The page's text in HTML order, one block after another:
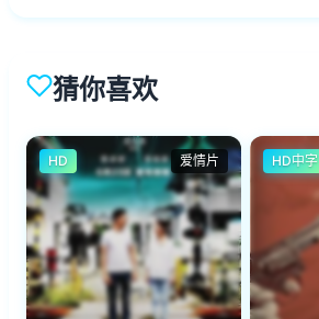
猜你喜欢
爱情片
HD HD中字